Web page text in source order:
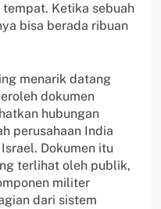
Ketika sebuah
bisa berada ribuan
menarik datang
dokumen
hubungan
perusahaan India
Dokumen itu
terlihat oleh publik,
militer
dari sistem